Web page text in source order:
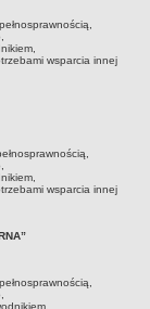
wsparcia innej
wsparcia innej